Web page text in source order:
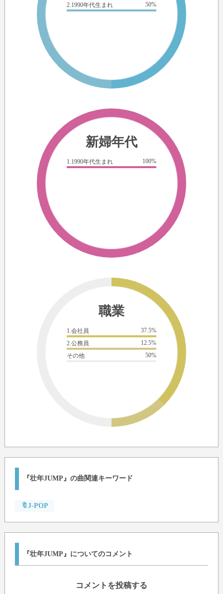
2.1990年代生まれ
50%
新婦年代
1.1990年代生まれ 100%
職業
1.会社員
37.5%
2.公務員
12.5%
その他
50%
『壮年JUMP』の曲関連キーワード
🔖J-POP
『壮年JUMP』についてのコメント
コメントを投稿する